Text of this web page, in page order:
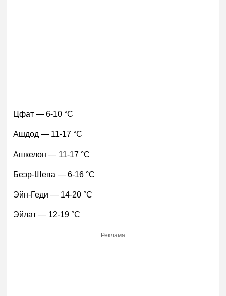
Цфат — 6-10 °С
Ашдод — 11-17 °С
Ашкелон — 11-17 °С
Беэр-Шева — 6-16 °С
Эйн-Геди — 14-20 °С
Эйлат — 12-19 °С
Реклама